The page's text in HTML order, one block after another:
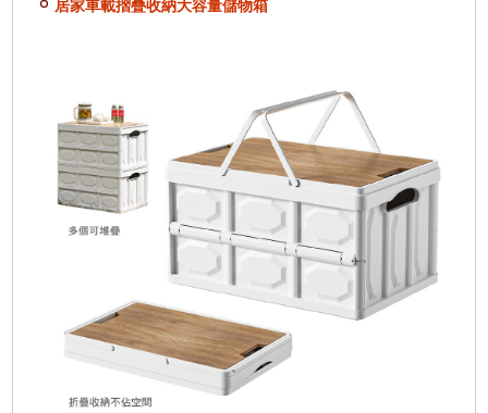
居家車載摺疊收納大容量儲物箱